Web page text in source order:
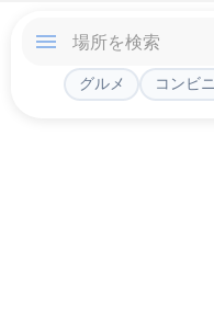
グルメ コンビニ